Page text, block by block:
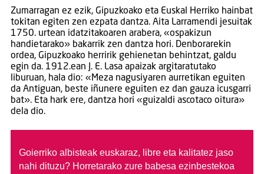
Zumarragan ez ezik, Gipuzkoako eta Euskal Herriko hainbat
tokitan egiten zen ezpata dantza. Aita Larramendi jesuitak
1750. urtean idatzitakoaren arabera, «ospakizun
handietarako» bakarrik zen dantza hori. Denborarekin
ordea, Gipuzkoako herririk gehienetan behintzat, galdu
egin da. 1912.ean J. E. Lasa apaizak argitaratutako
liburuan, hala dio: «Meza nagusiyaren aurretikan eguiten
da Antiguan, beste iñunere eguiten ez dan gauza icusgarri
bat». Eta hark ere, dantza hori «guizaldi ascotaco oitura»
dela dio.
Goierriko albisteak euskaraz, libre eta kalitatez jaso
nahi dituzu? Horretarako zure babesa ezinbestekoa